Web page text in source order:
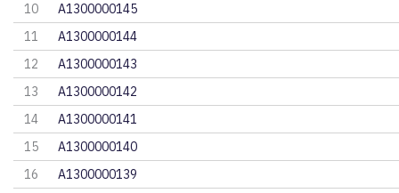
10
A1300000145
11
A1300000144
12
A1300000143
13
A1300000142
14
A1300000141
15
A1300000140
16
A1300000139